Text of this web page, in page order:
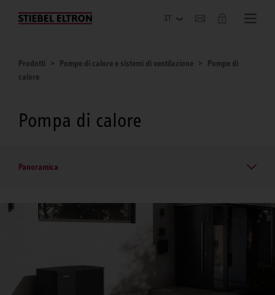
Azienda
Prodotti Pompe di calore e sistemi di ventilazione
Pompe di
calore
Pompa di calore
Panoramica